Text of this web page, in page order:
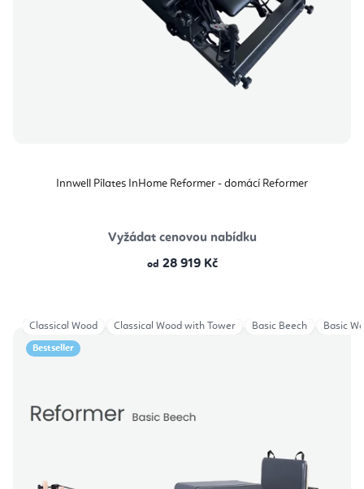
Innwell Pilates InHome Reformer - domácí Reformer
Vyžádat cenovou nabídku
od 28 919 Kč
Bestseller
Classical Wood Classical Wood with Tower Basic Beech Basic